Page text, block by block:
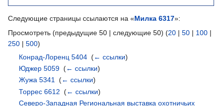
Следующие страницы ссылаются на «Милка 6317»:
Просмотреть (предыдущие 50 | следующие 50) (20 | 50 | 100 |
250 | 500)
Конрад-Лоренц 5404 ‎(← ссылки)
Юджер 5059 ‎(← ссылки)
Жужа 5341 ‎(← ссылки)
Торрес 6612 ‎(← ссылки)
Северо-Западная Региональная выставка охотничьих